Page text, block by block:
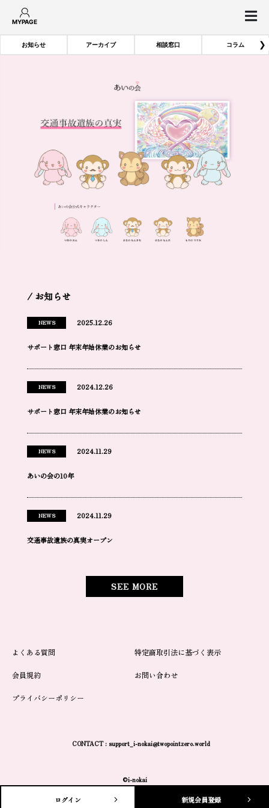
MYPAGE
お知らせ アーカイブ 相談窓口 コラム ❯
ログイン 新規会員登録
/ お知らせ
NEWS 2025.12.26
サポート窓口 年末年始休業のお知らせ
NEWS 2024.12.26
サポート窓口 年末年始休業のお知らせ
NEWS 2024.11.29
あいの会の10年
NEWS 2024.11.29
交通事故遺族の真実オープン
SEE MORE
よくある質問 特定商取引法に基づく表示
会員規約 お問い合わせ
プライバシーポリシー
CONTACT : support_i-nokai@twopointzero.world
©i-nokai